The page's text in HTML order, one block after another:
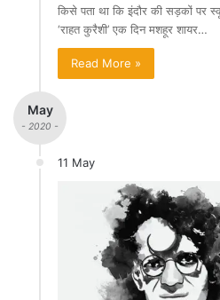
किसे पता था कि इंदौर की सड़कों पर
‘राहत कुरैशी’ एक दिन मशहूर शायर…
Read More »
May
- 2020 -
11 May